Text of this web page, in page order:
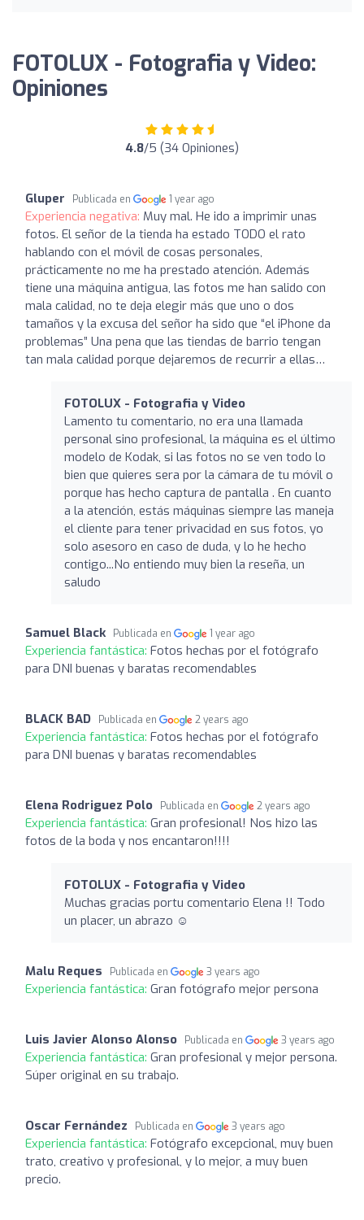
FOTOLUX - Fotografia y Video:
Opiniones
4.8/5 (34 Opiniones)
Gluper Publicada en 1 year ago
Experiencia negativa: Muy mal. He ido a imprimir unas
fotos. El señor de la tienda ha estado TODO el rato
hablando con el móvil de cosas personales,
prácticamente no me ha prestado atención. Además
tiene una máquina antigua, las fotos me han salido con
mala calidad, no te deja elegir más que uno o dos
tamaños y la excusa del señor ha sido que “el iPhone da
problemas” Una pena que las tiendas de barrio tengan
tan mala calidad porque dejaremos de recurrir a ellas…
FOTOLUX - Fotografia y Video
Lamento tu comentario, no era una llamada
personal sino profesional, la máquina es el último
modelo de Kodak, si las fotos no se ven todo lo
bien que quieres sera por la cámara de tu móvil o
porque has hecho captura de pantalla . En cuanto
a la atención, estás máquinas siempre las maneja
el cliente para tener privacidad en sus fotos, yo
solo asesoro en caso de duda, y lo he hecho
contigo...No entiendo muy bien la reseña, un
saludo
Samuel Black Publicada en 1 year ago
Experiencia fantástica: Fotos hechas por el fotógrafo
para DNI buenas y baratas recomendables
BLACK BAD Publicada en 2 years ago
Experiencia fantástica: Fotos hechas por el fotógrafo
para DNI buenas y baratas recomendables
Elena Rodriguez Polo Publicada en 2 years ago
Experiencia fantástica: Gran profesional! Nos hizo las
fotos de la boda y nos encantaron!!!!
FOTOLUX - Fotografia y Video
Muchas gracias portu comentario Elena !! Todo
un placer, un abrazo ☺️
Malu Reques Publicada en 3 years ago
Experiencia fantástica: Gran fotógrafo mejor persona
Luis Javier Alonso Alonso Publicada en 3 years ago
Experiencia fantástica: Gran profesional y mejor persona.
Súper original en su trabajo.
Oscar Fernández Publicada en 3 years ago
Experiencia fantástica: Fotógrafo excepcional, muy buen
trato, creativo y profesional, y lo mejor, a muy buen
precio.